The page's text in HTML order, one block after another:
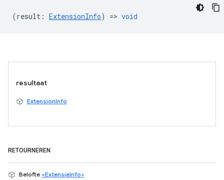
(result : ExtensionInfo) => void
resultaat
ExtensionInfo
RETOURNEREN
Belofte <ExtensieInfo>